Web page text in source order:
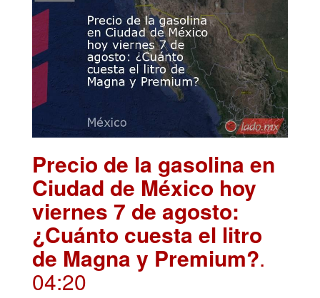
Precio de la gasolina en
Ciudad de México hoy
viernes 7 de agosto:
¿Cuánto cuesta el litro
de Magna y Premium?.
04:20